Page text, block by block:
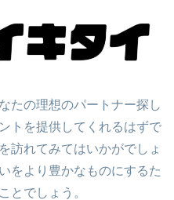
たの理想のパートナー探し
トを提供してくれるはずで
訪れてみてはいかがでしょ
をより豊かなものにするた
とでしょう。